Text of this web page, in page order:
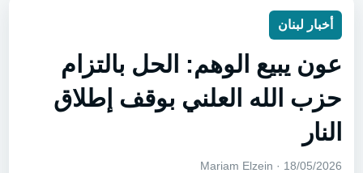
أخبار لبنان
عون يبيع الوهم: الحل بالتزام
حزب الله العلني بوقف إطلاق
النار
18/05/2026 · Mariam Elzein